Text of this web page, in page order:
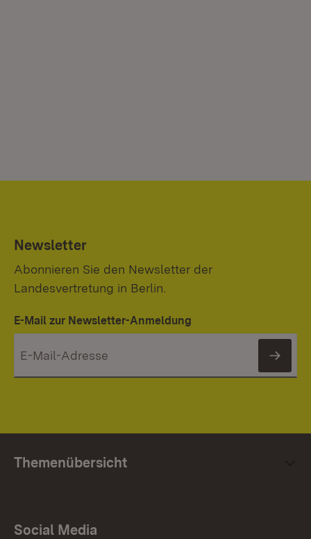
Newsletter
Abonnieren Sie den Newsletter der
Landesvertretung in Berlin.
E-Mail zur Newsletter-Anmeldung
Themenübersicht
Social Media